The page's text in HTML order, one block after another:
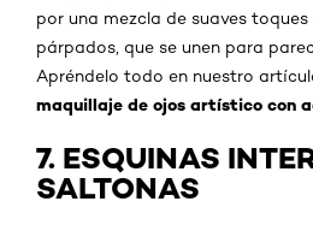
por una mezcla de suaves
párpados, que se unen para
Apréndelo todo en nuestro
maquillaje de ojos artístico con
7. ESQUINAS
SALTONAS